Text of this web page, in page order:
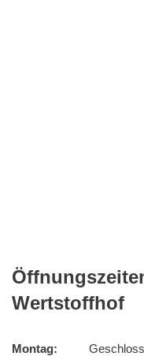
Wertstoffhof
Montag: